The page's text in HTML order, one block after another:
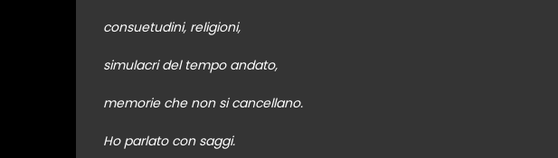
consuetudini, religioni,
simulacri del tempo andato,
memorie che non si cancellano.
Ho parlato con saggi.